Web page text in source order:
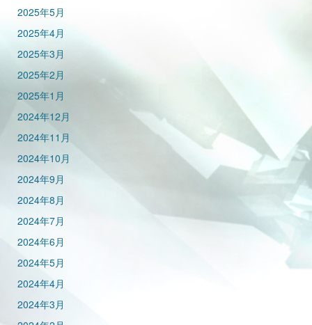
2025年5月
2025年4月
2025年3月
2025年2月
2025年1月
2024年12月
2024年11月
2024年10月
2024年9月
2024年8月
2024年7月
2024年6月
2024年5月
2024年4月
2024年3月